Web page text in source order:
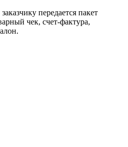
передается пакет
чек, счет-фактура,